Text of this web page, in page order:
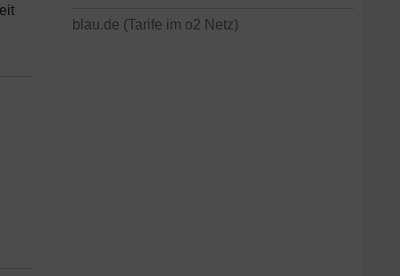
blau.de (Tarife im o2 Netz)